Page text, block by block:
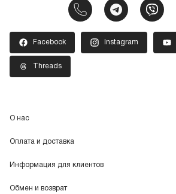
Facebook Instagram
Threads
О нас
Оплата и доставка
Информация для клиентов
Обмен и возврат